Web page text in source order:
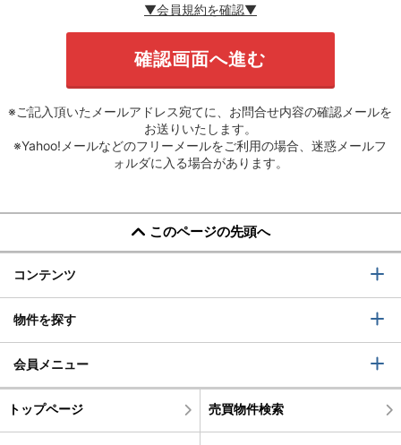
▼会員規約を確認▼
※ご記入頂いたメールアドレス宛てに、お問合せ内容の確認メールを
お送りいたします。
※Yahoo!メールなどのフリーメールをご利用の場合、迷惑メールフ
ォルダに入る場合があります。
このページの先頭へ
コンテンツ
物件を探す
会員メニュー
トップページ 売買物件検索